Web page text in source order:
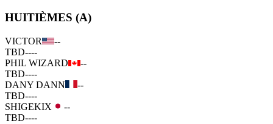
HUITIÈMES (A)
VICTOR
--
TBD----
PHIL WIZARD
--
TBD----
DANY DANN
--
TBD----
SHIGEKIX
--
TBD----